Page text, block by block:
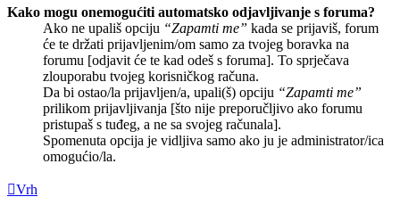
Kako mogu onemogućiti automatsko odjavljivanje s foruma?
Ako ne upališ opciju “Zapamti me” kada se prijaviš, forum
će te držati prijavljenim/om samo za tvojeg boravka na
forumu [odjavit će te kad odeš s foruma]. To sprječava
zlouporabu tvojeg korisničkog računa.
Da bi ostao/la prijavljen/a, upali(š) opciju “Zapamti me”
prilikom prijavljivanja [što nije preporučljivo ako forumu
pristupaš s tuđeg, a ne sa svojeg računala].
Spomenuta opcija je vidljiva samo ako ju je administrator/ica
omogućio/la.
Vrh